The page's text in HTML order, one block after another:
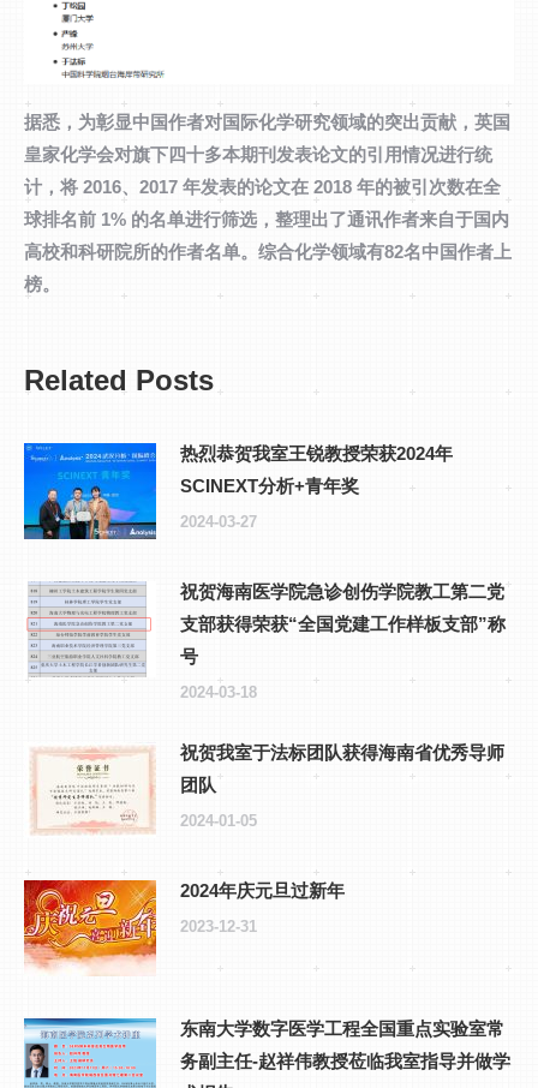
据悉，为彰显中国作者对国际化学研究领域的突出贡献，英国
皇家化学会对旗下四十多本期刊发表论文的引用情况进行统
计，将 2016、2017 年发表的论文在 2018 年的被引次数在全
球排名前 1% 的名单进行筛选，整理出了通讯作者来自于国内
高校和科研院所的作者名单。综合化学领域有82名中国作者上
榜。
Related Posts
热烈恭贺我室王锐教授荣获2024年
SCINEXT分析+青年奖
2024-03-27
祝贺海南医学院急诊创伤学院教工第二党
支部获得荣获“全国党建工作样板支部”称
号
2024-03-18
祝贺我室于法标团队获得海南省优秀导师
团队
2024-01-05
2024年庆元旦过新年
2023-12-31
东南大学数字医学工程全国重点实验室常
务副主任-赵祥伟教授莅临我室指导并做学